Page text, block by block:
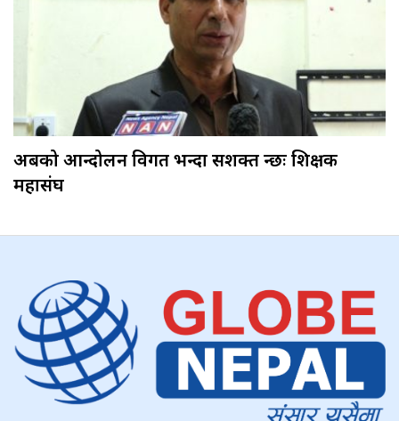
अबको आन्दोलन विगत भन्दा सशक्त हुन्छः शिक्षक
महासंघ